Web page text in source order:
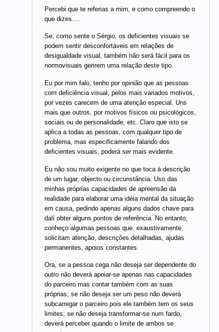
Percebi que te referias a mim, e como compreendo o
que dizes....
Se, como sente o Sérgio, os deficientes visuais se
podem sentir desconfortáveis em relações de
desigualdade visual, também não será fácil para os
normovisuais gerirem uma relação deste tipo.
Eu por mim falo, tenho por opinião que as pessoas
com deficiência visual, pelos mais variados motivos,
por vezes carecem de uma atenção especial. Uns
mais que outros, por motivos físicos ou psicológicos,
sociais ou de personalidade, etc. Claro que isto se
aplica a todas as pessoas, com qualquer tipo de
problema, mas especificamente falando dos
deficientes visuais, poderá ser mais evidente.
Eu não sou muito exigente no que toca á descrição
de um lugar, objecto ou circunstância. Uso das
minhas próprias capacidades de apreensão da
realidade para elaborar uma idéia mental da situação
em causa, pedindo apenas alguns dados chave para
dalí obter alguns pontos de referência. No entanto,
conheço algumas pessoas que, exaustivamente,
solicitam atenção, descrições detalhadas, ajudas
permanentes, apoios constantes.
Ora, se a pessoa cega não deseja ser dependente do
outro não deverá apoiar-se apenas nas capacidades
do parceiro mas contar também com as suas
próprias; se não deseja ser um peso não deverá
subcarregar o parceiro pois ele também tem os seus
limites; se não deseja transformar-se num fardo,
deverá perceber quando o limite de ambos se